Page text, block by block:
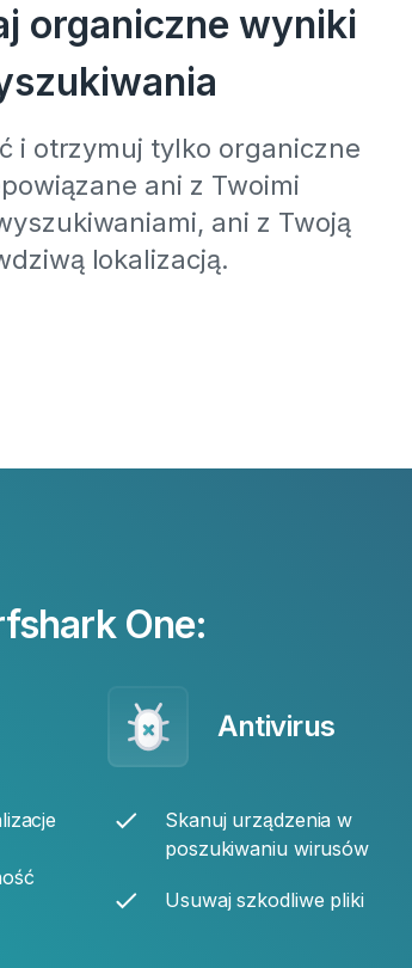
organiczne wyniki
i otrzymuj tylko organiczne
ani z Twoimi
ani z Twoją
lokalizacją.
One:
Antivirus
Skanuj urządzenia w
poszukiwaniu wirusów
Usuwaj szkodliwe pliki